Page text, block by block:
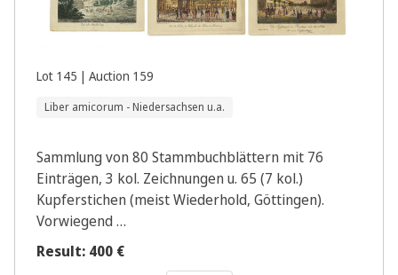
Lot 145 | Auction 159
Liber amicorum - Niedersachsen u.a.
Sammlung von 80 Stammbuchblättern mit 76
Einträgen, 3 kol. Zeichnungen u. 65 (7 kol.)
Kupferstichen (meist Wiederhold, Göttingen).
Vorwiegend …
Result: 400 €